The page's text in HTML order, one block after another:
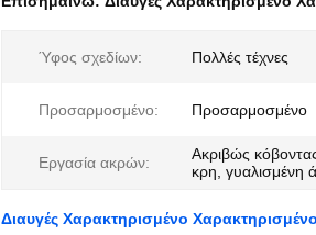
Ύφος σχεδίων: Πολλές τέχνες
Προσαρμοσμένο: Προσαρμοσμένο
Εργασία ακρών:
Ακριβώς
κρη, γυαλισμένη
Διαυγές Χαρακτηρισμένο